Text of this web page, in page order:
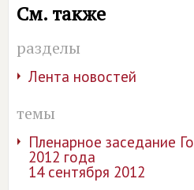
См. также
разделы
Лента новостей
темы
Пленарное заседание
2012 года
14 сентября 2012